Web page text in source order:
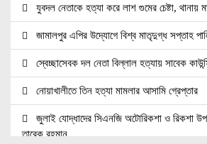
যুবদল নেতাকে হত্যা করে লাশ গুমের চেষ্টা, থানায়
জামালপুর এপির উদ্যোগে বিশ্ব মাতৃদুগ্ধ সপ্তাহ
স্বেচ্ছাসেবক দল নেতা বিল্লাল হত্যায় সাবেক
নোয়াখালীতে তিন হত্যা মামলার আসামি গ্রেপ্তার
জুলাই যোদ্ধাদের সিএনজি অটোরিকশা ও রিকশা
তারেক রহমান